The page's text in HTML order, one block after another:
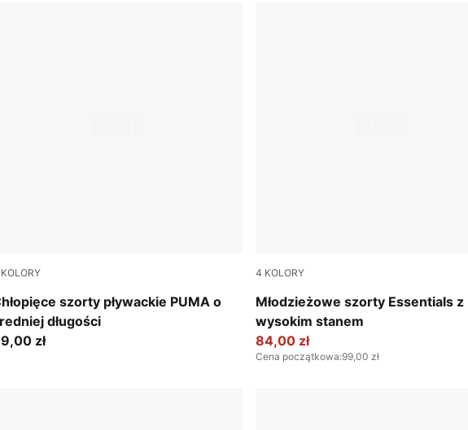
KOLORY
szorty pływackie PUMA o
długości
zł
4 KOLORY
Młodzieżowe szorty Essentials z
wysokim stanem
PUMA Pink
84,00 zł
Cena początkowa:99,00 zł